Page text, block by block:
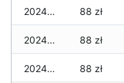
2024-12-05 88 zł
2024-12-04 88 zł
2024-12-03 88 zł